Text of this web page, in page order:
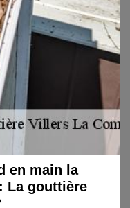
en main la
La gouttière